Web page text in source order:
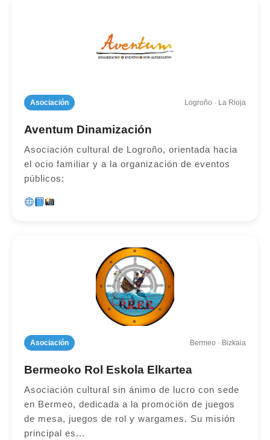
Asociación Logroño · La Rioja
Aventum Dinamización
Asociación cultural de Logroño, orientada hacia
el ocio familiar y a la organización de eventos
públicos:
Asociación Bermeo · Bizkaia
Bermeoko Rol Eskola Elkartea
Asociación cultural sin ánimo de lucro con sede
en Bermeo, dedicada a la promoción de juegos
de mesa, juegos de rol y wargames. Su misión
principal es...